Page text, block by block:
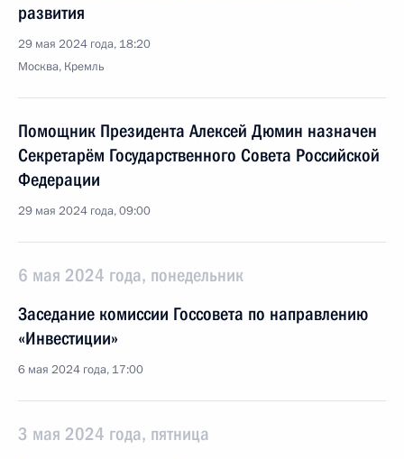
развития
29 мая 2024 года, 18:20
Москва, Кремль
Помощник Президента Алексей Дюмин назначен
Секретарём Государственного Совета Российской
Федерации
29 мая 2024 года, 09:00
6 мая 2024 года, понедельник
Заседание комиссии Госсовета по направлению
«Инвестиции»
6 мая 2024 года, 17:00
3 мая 2024 года, пятница